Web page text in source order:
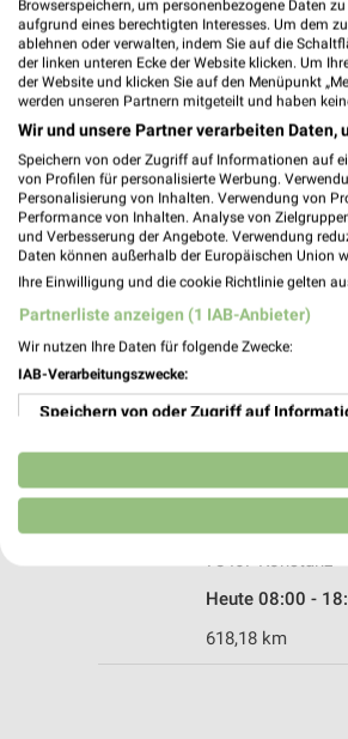
JYSK Pfullendorf
88630 Pfullendorf
Heute 10:00 -
Line-Eid-Straße 9
78467 Konstanz
Heute 08:00 -
618,18 km
Browserspeichern, um personenbezogene Daten
aufgrund eines berechtigten Interesses. Um dem
ablehnen oder verwalten, indem Sie auf die
der linken unteren Ecke der Website klicken. Um
der Website und klicken Sie auf den Menüpunkt
werden unseren Partnern mitgeteilt und haben
Wir und unsere Partner verarbeiten Daten,
Speichern von oder Zugriff auf Informationen auf
von Profilen für personalisierte Werbung.
Personalisierung von Inhalten. Verwendung von
Performance von Inhalten. Analyse von
und Verbesserung der Angebote. Verwendung
Daten können außerhalb der Europäischen Union
Ihre Einwilligung und die cookie Richtlinie gelten
Partnerliste anzeigen (1 IAB-Anbieter)
Wir nutzen Ihre Daten für folgende Zwecke:
IAB-Verarbeitungszwecke:
Speichern von oder Zugriff auf
Verwendung reduzierter Daten zur
Erstellung von Profilen für
Erstellung von Profilen zur